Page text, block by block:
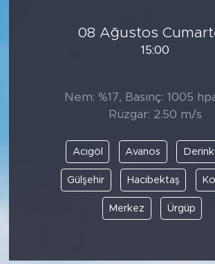
08 Ağustos
15:00
Nem: %17, Basınç: 1005
Rüzgar: 2.50 m/s
Acıgöl Avanos
Gülşehir Hacıbektaş
Merkez Ürgüp
DİNİ
POLİTİKA
EKONOMİ